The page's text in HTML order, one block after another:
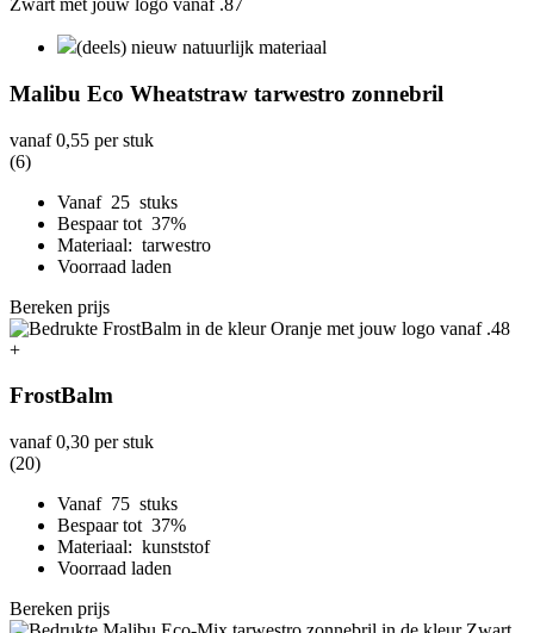
(deels) nieuw natuurlijk materiaal
Malibu Eco Wheatstraw tarwestro zonnebril
vanaf0,55 per stuk
(6)
Vanaf 25 stuks
Bespaar tot 37%
Materiaal: tarwestro
Voorraad laden
Bereken prijs
+
FrostBalm
vanaf0,30 per stuk
(20)
Vanaf 75 stuks
Bespaar tot 37%
Materiaal: kunststof
Voorraad laden
Bereken prijs